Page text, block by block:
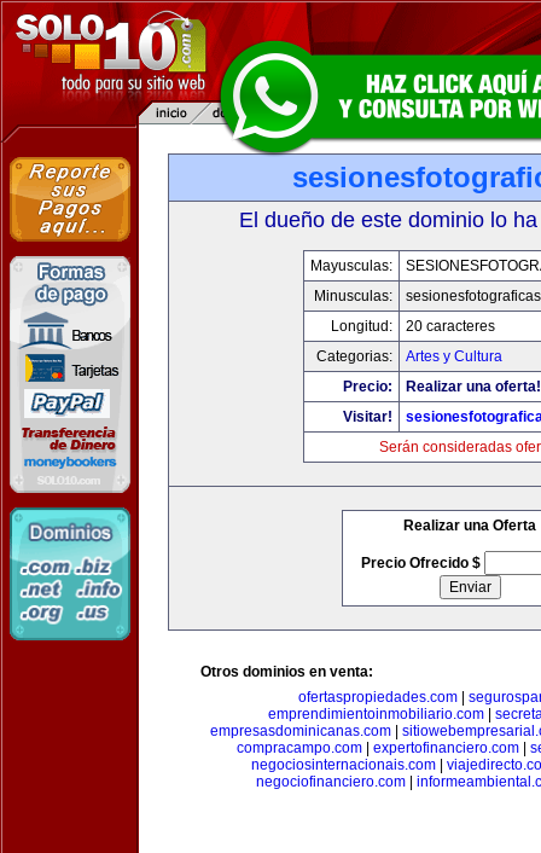
El dueño de este dominio lo
Mayusculas:
Minusculas:
Longitud:
20 caracteres
Categorias:
Artes y Cultura
Precio:
Realizar una oferta!
Visitar!
Serán consideradas
Realizar una Oferta
Precio Ofrecido $
Otros dominios en venta:
ofertaspropiedades.com|
emprendimientoinmobiliario.com|
empresasdominicanas.com|
compracampo.com| expertofinanciero.com|
negociosinternacionais.com
negociofinanciero.com